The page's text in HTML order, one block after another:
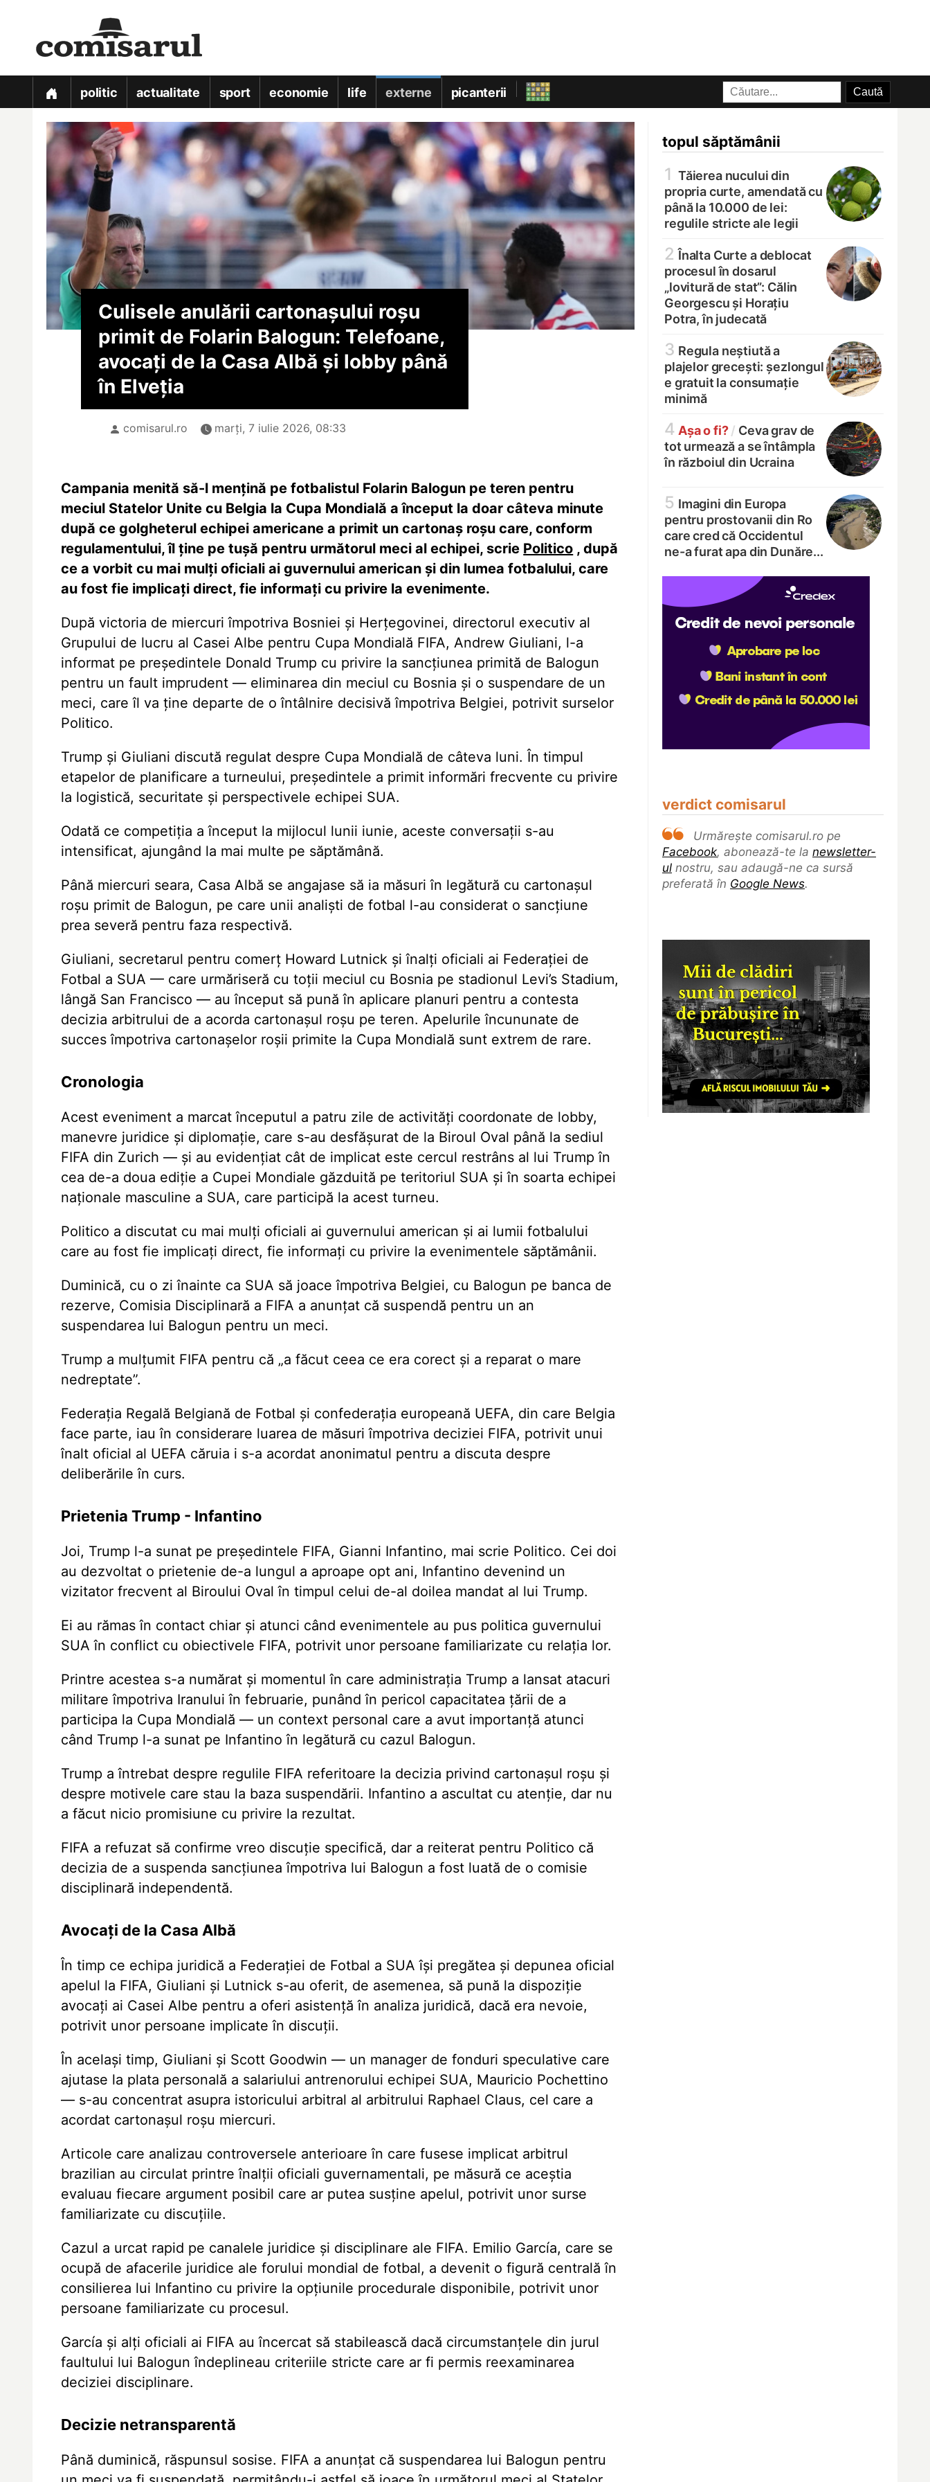
politic actualitate sport economie life externe picanterii
topul săptămânii
1 Tăierea nucului din
propria curte, amendată cu
până la 10.000 de lei:
regulile stricte ale legii
2 Înalta Curte a deblocat
procesul în dosarul
„lovitură de stat”: Călin
Georgescu și Horațiu
Potra, în judecată
3 Regula neștiută a
plajelor grecești: șezlongul
e gratuit la consumație
minimă
4 Așa o fi? / Ceva grav de
tot urmează a se întâmpla
în războiul din Ucraina
5 Imagini din Europa
pentru prostovanii din Ro
care cred că Occidentul
ne-a furat apa din Dunăre...
verdict comisarul
Urmărește comisarul.ro pe
Facebook, abonează-te la newsletter-
ul nostru, sau adaugă-ne ca sursă
preferată în Google News.
Culisele anulării cartonașului roșu
primit de Folarin Balogun: Telefoane,
avocați de la Casa Albă și lobby până
în Elveția
comisarul.ro marți, 7 iulie 2026, 08:33
Campania menită să-l mențină pe fotbalistul Folarin Balogun pe teren pentru
meciul Statelor Unite cu Belgia la Cupa Mondială a început la doar câteva minute
după ce golgheterul echipei americane a primit un cartonaș roșu care, conform
regulamentului, îl ține pe tușă pentru următorul meci al echipei, scrie Politico , după
ce a vorbit cu mai mulți oficiali ai guvernului american și din lumea fotbalului, care
au fost fie implicați direct, fie informați cu privire la evenimente.
După victoria de miercuri împotriva Bosniei și Herțegovinei, directorul executiv al
Grupului de lucru al Casei Albe pentru Cupa Mondială FIFA, Andrew Giuliani, l-a
informat pe președintele Donald Trump cu privire la sancțiunea primită de Balogun
pentru un fault imprudent — eliminarea din meciul cu Bosnia și o suspendare de un
meci, care îl va ține departe de o întâlnire decisivă împotriva Belgiei, potrivit surselor
Politico.
Trump și Giuliani discută regulat despre Cupa Mondială de câteva luni. În timpul
etapelor de planificare a turneului, președintele a primit informări frecvente cu privire
la logistică, securitate și perspectivele echipei SUA.
Odată ce competiția a început la mijlocul lunii iunie, aceste conversații s-au
intensificat, ajungând la mai multe pe săptămână.
Până miercuri seara, Casa Albă se angajase să ia măsuri în legătură cu cartonașul
roșu primit de Balogun, pe care unii analiști de fotbal l-au considerat o sancțiune
prea severă pentru faza respectivă.
Giuliani, secretarul pentru comerț Howard Lutnick și înalți oficiali ai Federației de
Fotbal a SUA — care urmăriseră cu toții meciul cu Bosnia pe stadionul Levi’s Stadium,
lângă San Francisco — au început să pună în aplicare planuri pentru a contesta
decizia arbitrului de a acorda cartonașul roșu pe teren. Apelurile încununate de
succes împotriva cartonașelor roșii primite la Cupa Mondială sunt extrem de rare.
Cronologia
Acest eveniment a marcat începutul a patru zile de activități coordonate de lobby,
manevre juridice și diplomație, care s-au desfășurat de la Biroul Oval până la sediul
FIFA din Zurich — și au evidențiat cât de implicat este cercul restrâns al lui Trump în
cea de-a doua ediție a Cupei Mondiale găzduită pe teritoriul SUA și în soarta echipei
naționale masculine a SUA, care participă la acest turneu.
Politico a discutat cu mai mulți oficiali ai guvernului american și ai lumii fotbalului
care au fost fie implicați direct, fie informați cu privire la evenimentele săptămânii.
Duminică, cu o zi înainte ca SUA să joace împotriva Belgiei, cu Balogun pe banca de
rezerve, Comisia Disciplinară a FIFA a anunțat că suspendă pentru un an
suspendarea lui Balogun pentru un meci.
Trump a mulțumit FIFA pentru că „a făcut ceea ce era corect și a reparat o mare
nedreptate”.
Federația Regală Belgiană de Fotbal și confederația europeană UEFA, din care Belgia
face parte, iau în considerare luarea de măsuri împotriva deciziei FIFA, potrivit unui
înalt oficial al UEFA căruia i s-a acordat anonimatul pentru a discuta despre
deliberările în curs.
Prietenia Trump - Infantino
Joi, Trump l-a sunat pe președintele FIFA, Gianni Infantino, mai scrie Politico. Cei doi
au dezvoltat o prietenie de-a lungul a aproape opt ani, Infantino devenind un
vizitator frecvent al Biroului Oval în timpul celui de-al doilea mandat al lui Trump.
Ei au rămas în contact chiar și atunci când evenimentele au pus politica guvernului
SUA în conflict cu obiectivele FIFA, potrivit unor persoane familiarizate cu relația lor.
Printre acestea s-a numărat și momentul în care administrația Trump a lansat atacuri
militare împotriva Iranului în februarie, punând în pericol capacitatea țării de a
participa la Cupa Mondială — un context personal care a avut importanță atunci
când Trump l-a sunat pe Infantino în legătură cu cazul Balogun.
Trump a întrebat despre regulile FIFA referitoare la decizia privind cartonașul roșu și
despre motivele care stau la baza suspendării. Infantino a ascultat cu atenție, dar nu
a făcut nicio promisiune cu privire la rezultat.
FIFA a refuzat să confirme vreo discuție specifică, dar a reiterat pentru Politico că
decizia de a suspenda sancțiunea împotriva lui Balogun a fost luată de o comisie
disciplinară independentă.
Avocați de la Casa Albă
În timp ce echipa juridică a Federației de Fotbal a SUA își pregătea și depunea oficial
apelul la FIFA, Giuliani și Lutnick s-au oferit, de asemenea, să pună la dispoziție
avocați ai Casei Albe pentru a oferi asistență în analiza juridică, dacă era nevoie,
potrivit unor persoane implicate în discuții.
În același timp, Giuliani și Scott Goodwin — un manager de fonduri speculative care
ajutase la plata personală a salariului antrenorului echipei SUA, Mauricio Pochettino
— s-au concentrat asupra istoricului arbitral al arbitrului Raphael Claus, cel care a
acordat cartonașul roșu miercuri.
Articole care analizau controversele anterioare în care fusese implicat arbitrul
brazilian au circulat printre înalții oficiali guvernamentali, pe măsură ce aceștia
evaluau fiecare argument posibil care ar putea susține apelul, potrivit unor surse
familiarizate cu discuțiile.
Cazul a urcat rapid pe canalele juridice și disciplinare ale FIFA. Emilio García, care se
ocupă de afacerile juridice ale forului mondial de fotbal, a devenit o figură centrală în
consilierea lui Infantino cu privire la opțiunile procedurale disponibile, potrivit unor
persoane familiarizate cu procesul.
García și alți oficiali ai FIFA au încercat să stabilească dacă circumstanțele din jurul
faultului lui Balogun îndeplineau criteriile stricte care ar fi permis reexaminarea
deciziei disciplinare.
Decizie netransparentă
Până duminică, răspunsul sosise. FIFA a anunțat că suspendarea lui Balogun pentru